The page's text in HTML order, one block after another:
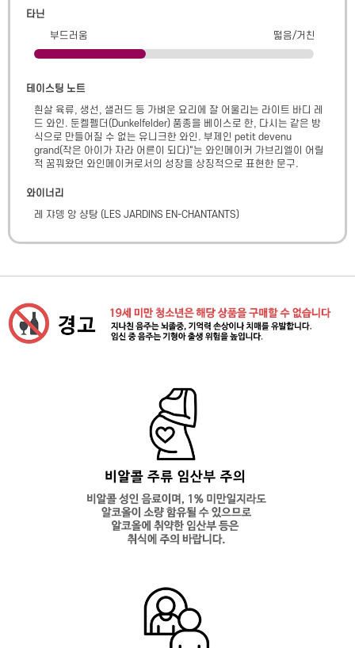
타닌
부드러움
떫음/거친
테이스팅 노트
흰살 육류, 생선, 샐러드 등 가벼운 요리에 잘 어울리는 라이트 바디 레
드 와인. 둔켈펠더(Dunkelfelder) 품종을 베이스로 한, 다시는 같은 방
식으로 만들어질 수 없는 유니크한 와인. 부제인 petit devenu
grand(작은 아이가 자라 어른이 되다)"는 와인메이커 가브리엘이 어릴
적 꿈꿔왔던 와인메이커로서의 성장을 상징적으로 표현한 문구.
와이너리
레 쟈뎅 앙 샹탕 ( LES JARDINS EN-CHANTANTS)